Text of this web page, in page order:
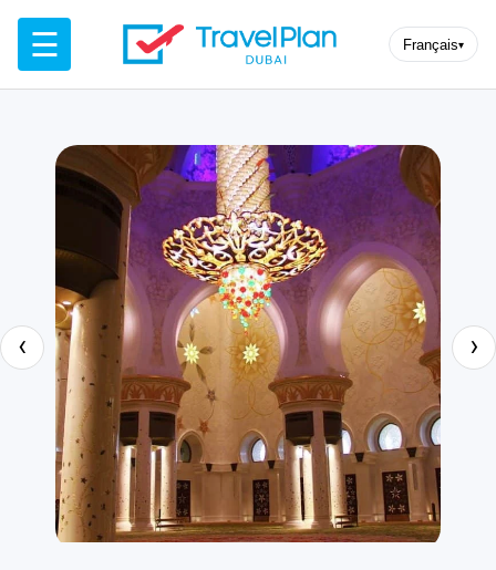
☰ Français▾
‹ ›